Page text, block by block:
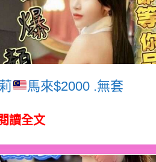
馬來$2000 .無套
閱讀全文